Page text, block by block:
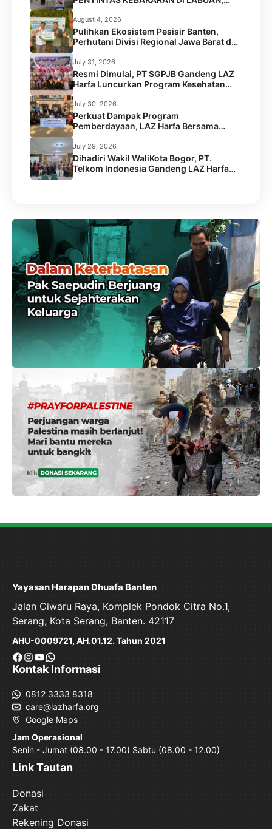
PANDEGLANG
August 4, 2026
Pulihkan Ekosistem Pesisir Banten,
Perhutani Divisi Regional Jawa Barat dan
Banten Salurkan Bantuan 1.000 Bibit
Pohon Mangrove melalui LAZ Harfa
July 31, 2026
Resmi Dimulai, PT SGPJB Gandeng LAZ
Harfa Luncurkan Program Kesehatan
SEGA KEBUL di 2 Desa Kabupaten
Serang
July 30, 2026
Perkuat Dampak Program
Pemberdayaan, LAZ Harfa Bersama
Caritas Australia dan Australian Aid
Gelar Capacity Building Staf
July 29, 2026
Dihadiri Wakil WaliKota Bogor, PT.
Telkom Indonesia Gandeng LAZ Harfa
Gelar Kick Off Meeting Program
Yayasan Harapan Dhuafa Banten
Jalan Ciwaru Raya, Komplek Pondok Citra No.1,
Serang, Kota Serang, Banten. 42117
AHU-0009721, AH.01.12. Tahun 2021
Facebook
Instagram
YouTube
WhatsApp
Kontak Informasi
0812 3333 8318
care@lazharfa.org
Google Maps
Jam Operasional
Senin - Jumat (08.00 - 17.00) Sabtu (08.00 - 12.00)
Link Tautan
Donasi
Zakat
Rekening Donasi